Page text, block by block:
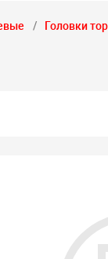
Головки